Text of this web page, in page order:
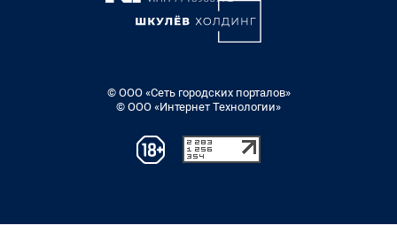
© ООО «Сеть городских порталов»
© ООО «Интернет Технологии»